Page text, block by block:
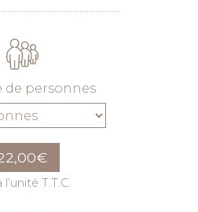
de personnes
€
l’unité T.T.C.